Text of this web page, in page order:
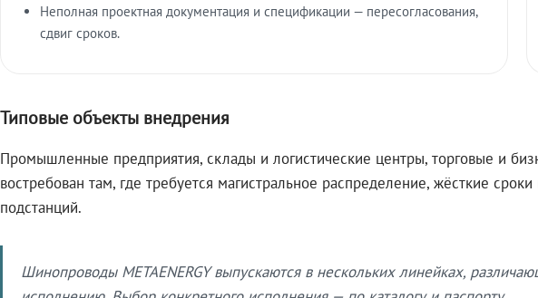
Неполная проектная документация и спецификации — пересогласования,
сдвиг сроков.
Типовые объекты внедрения
Промышленные предприятия, склады и логистические центры, торговые и
востребован там, где требуется магистральное распределение, жёсткие
подстанций.
Шинопроводы METAENERGY выпускаются в нескольких линейках,